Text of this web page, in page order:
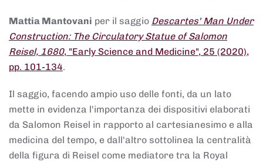
Mattia Mantovani per il saggio Descartes' Man Under
Construction: The Circulatory Statue of Salomon
Reisel, 1680, "Early Science and Medicine", 25 (2020),
pp. 101-134.
Il saggio, facendo ampio uso delle fonti, da un lato
mette in evidenza l'importanza dei dispositivi elaborati
da Salomon Reisel in rapporto al cartesianesimo e alla
medicina del tempo, e dall'altro sottolinea la centralità
della figura di Reisel come mediatore tra la Royal